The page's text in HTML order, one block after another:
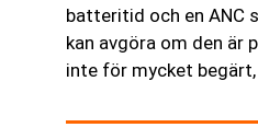
batteritid och en ANC
kan avgöra om den är
inte för mycket